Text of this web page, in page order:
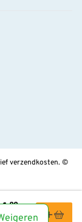
,99
verzendkosten. ©